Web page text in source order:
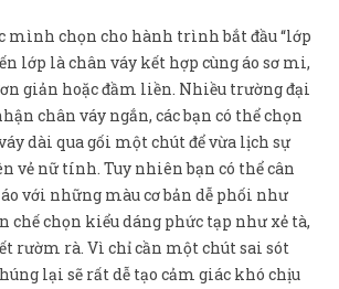
mình chọn cho hành trình bắt đầu “lớp
lớp là chân váy kết hợp cùng áo sơ mi,
giản hoặc đầm liền. Nhiều trường đại
chân váy ngắn, các bạn có thể chọn
dài qua gối một chút để vừa lịch sự
vẻ nữ tính. Tuy nhiên bạn có thể cân
với những màu cơ bản dễ phối như
chế chọn kiểu dáng phức tạp như xẻ tà,
rườm rà. Vì chỉ cần một chút sai sót
lại sẽ rất dễ tạo cảm giác khó chịu